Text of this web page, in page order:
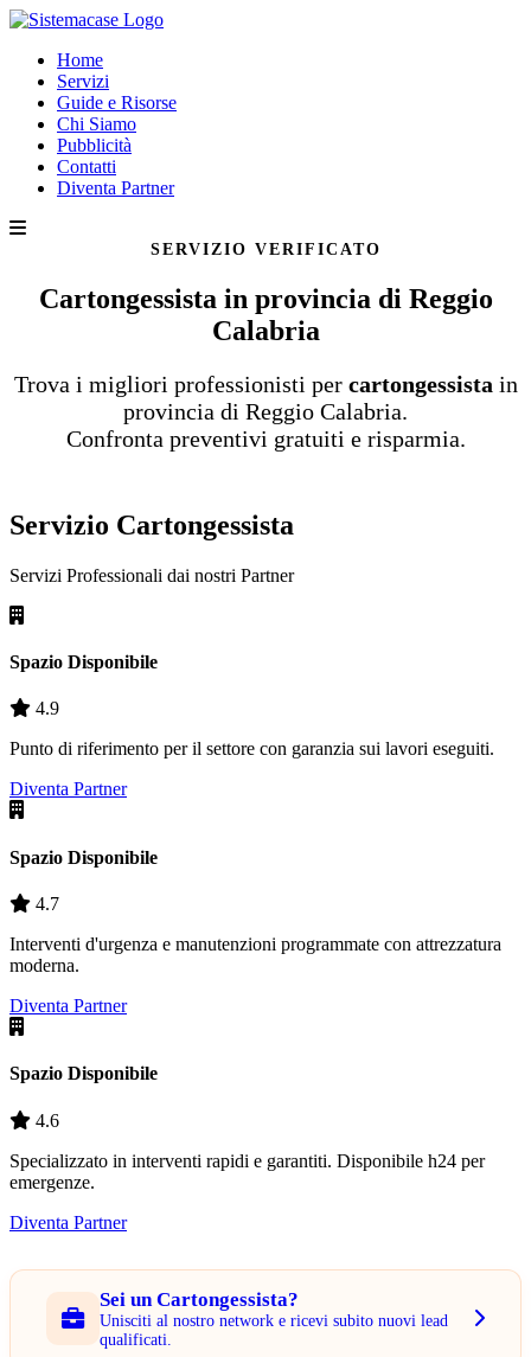
Home
Servizi
Guide e Risorse
Chi Siamo
Pubblicità
Contatti
Diventa Partner
SERVIZIO VERIFICATO
Cartongessista in provincia di Reggio
Calabria
Trova i migliori professionisti per cartongessista in
provincia di Reggio Calabria.
Confronta preventivi gratuiti e risparmia.
Servizio Cartongessista
Servizi Professionali dai nostri Partner
Spazio Disponibile
4.9
Punto di riferimento per il settore con garanzia sui lavori eseguiti.
Diventa Partner
Spazio Disponibile
4.7
Interventi d'urgenza e manutenzioni programmate con attrezzatura
moderna.
Diventa Partner
Spazio Disponibile
4.6
Specializzato in interventi rapidi e garantiti. Disponibile h24 per
emergenze.
Diventa Partner
Sei un Cartongessista?
Unisciti al nostro network e ricevi subito nuovi lead
qualificati.